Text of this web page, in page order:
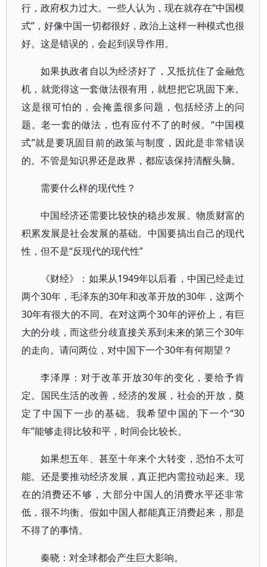
行，政府权力过大。一些人认为，现在就存在“中国模
式”，好像中国一切都很好，政治上这样一种模式也很
好。这是错误的，会起到误导作用。
如果执政者自以为经济好了，又抵抗住了金融危
机，就觉得这一套做法很有用，就想把它巩固下来。
这是很可怕的，会掩盖很多问题，包括经济上的问
题。老一套的做法，也有应付不了的时候。“中国模
式”就是要巩固目前的政策与制度，因此是非常错误
的。不管是知识界还是政界，都应该保持清醒头脑。
需要什么样的现代性？
中国经济还需要比较快的稳步发展。物质财富的
积累发展是社会发展的基础。中国要搞出自己的现代
性，但不是“反现代的现代性”
《财经》：如果从1949年以后看，中国已经走过
两个30年，毛泽东的30年和改革开放的30年，这两个
30年有很大的不同。在对这两个30年的评价上，有巨
大的分歧，而这些分歧直接关系到未来的第三个30年
的走向。请问两位，对中国下一个30年有何期望？
李泽厚：对于改革开放30年的变化，要给予肯
定。国民生活的改善，经济的发展，社会的开放，奠
定了中国下一步的基础。我希望中国的下一个“30
年”能够走得比较和平，时间会比较长。
如果想五年、甚至十年来个大转变，恐怕不太可
能。还是要推动经济发展，真正把内需拉动起来。现
在的消费还不够，大部分中国人的消费水平还非常
低，很不均衡。假如中国人都能真正消费起来，那是
不得了的事情。
秦晓：对全球都会产生巨大影响。